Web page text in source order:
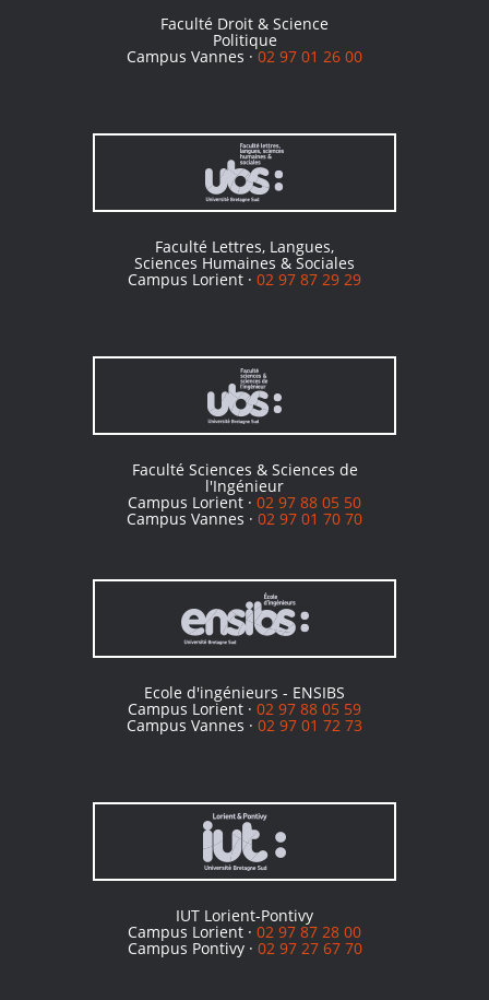
Faculté Droit & Science
Politique
Campus Vannes ·02 97 01 26 00
Faculté Lettres, Langues,
Sciences Humaines & Sociales
Campus Lorient · 02 97 87 29 29
Faculté Sciences & Sciences de
l'Ingénieur
Campus Lorient · 02 97 88 05 50
Campus Vannes · 02 97 01 70 70
Ecole d'ingénieurs - ENSIBS
Campus Lorient · 02 97 88 05 59
Campus Vannes · 02 97 01 72 73
IUT Lorient-Pontivy
Campus Lorient · 02 97 87 28 00
Campus Pontivy · 02 97 27 67 70